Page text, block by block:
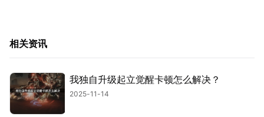
相关资讯
我独自升级起立觉醒卡顿怎么解决？
2025-11-14